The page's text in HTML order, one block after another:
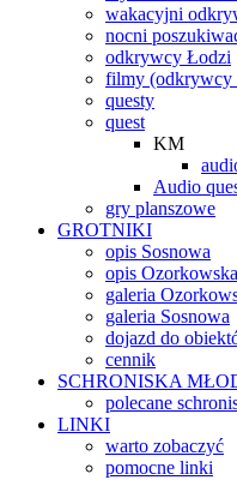
wakacyjni
nocni
odkrywcy Łodzi
filmy (odkrywcy
questy
quest
KM
Audio
gry planszowe
GROTNIKI
opis Sosnowa
opis Ozorkowska
galeria
galeria Sosnowa
dojazd do
cennik
SCHRONISKA
polecane
LINKI
warto zobaczyć
pomocne linki